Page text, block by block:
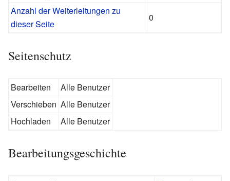
Anzahl der Weiterleitungen zu
dieser Seite
0
Seitenschutz
Bearbeiten
Alle Benutzer
Verschieben Alle Benutzer
Hochladen
Alle Benutzer
Bearbeitungsgeschichte